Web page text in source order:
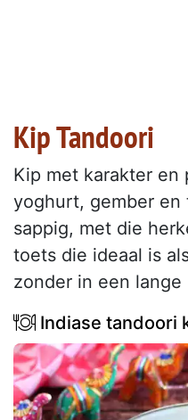
Kip Tandoori
Kip met karakter en
yoghurt, gember en
sappig, met die
toets die ideaal is
zonder in een lange
Indiase tandoori